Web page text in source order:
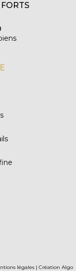
légales| Création Algo